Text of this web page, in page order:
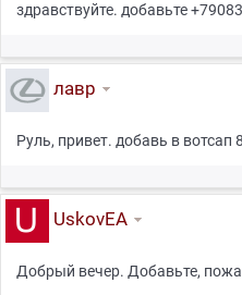
здравствуйте. добавьте
лавр
Руль, привет. добавь в вотсап
UskovEA
Добрый вечер. Добавьте,